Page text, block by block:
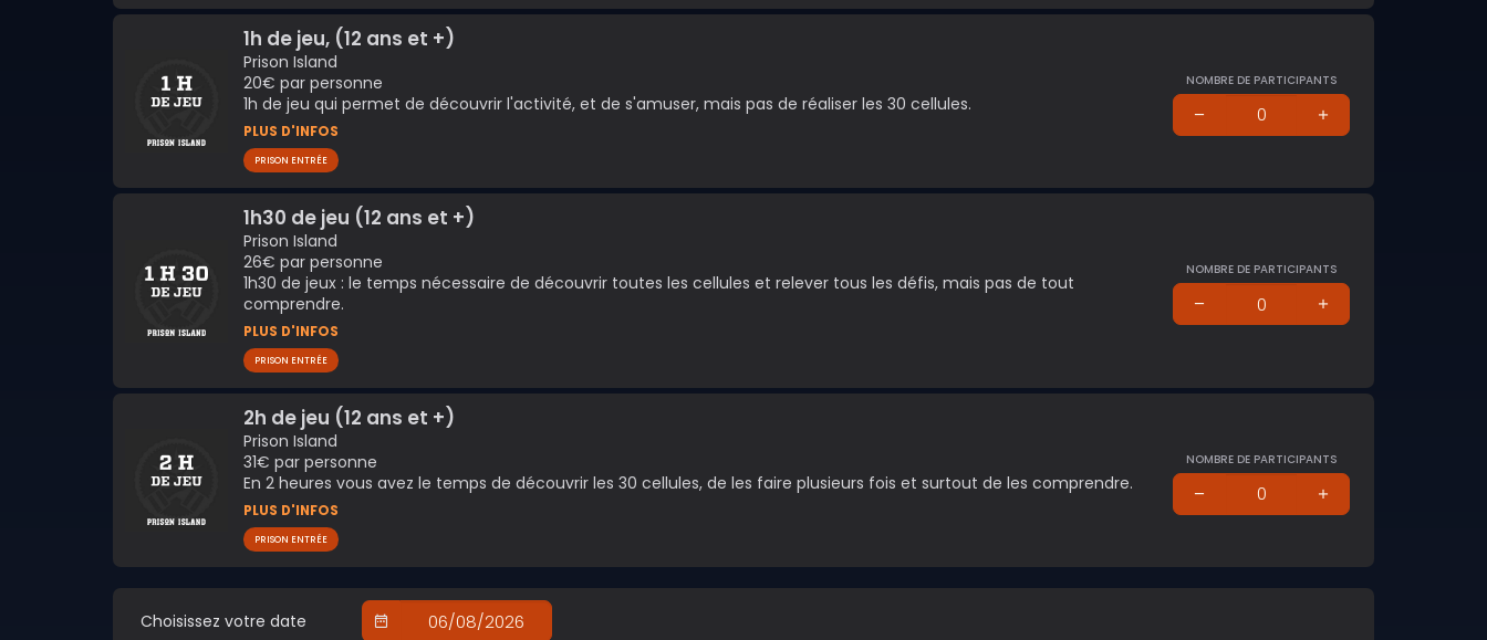
1h de jeu, (12 ans et +)
Prison Island
20€ par personne
1h de jeu qui permet de découvrir l'activité, et de s'amuser, mais pas de réaliser les 30 cellules.
PLUS D'INFOS
PRISON ENTRÉE
NOMBRE DE PARTICIPANTS
1h30 de jeu (12 ans et +)
Prison Island
26€ par personne
1h30 de jeux : le temps nécessaire de découvrir toutes les cellules et relever tous les défis, mais pas de tout
comprendre.
PLUS D'INFOS
PRISON ENTRÉE
NOMBRE DE PARTICIPANTS
2h de jeu (12 ans et +)
Prison Island
31€ par personne
En 2 heures vous avez le temps de découvrir les 30 cellules, de les faire plusieurs fois et surtout de les comprendre.
PLUS D'INFOS
PRISON ENTRÉE
NOMBRE DE PARTICIPANTS
Choisissez votre date